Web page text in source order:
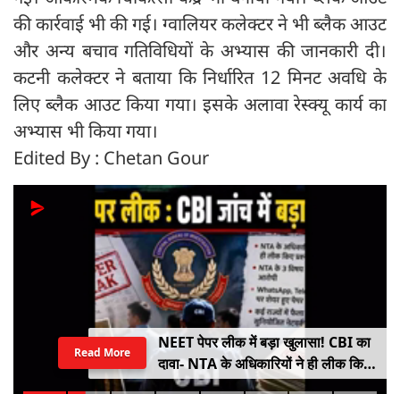
की कार्रवाई भी की गई। ग्वालियर कलेक्टर ने भी ब्लैक आउट
और अन्य बचाव गतिविधियों के अभ्यास की जानकारी दी।
कटनी कलेक्टर ने बताया कि निर्धारित 12 मिनट अवधि के
लिए ब्लैक आउट किया गया। इसके अलावा रेस्क्यू कार्य का
अभ्यास भी किया गया।
Edited By : Chetan Gour
NEET पेपर लीक में बड़ा खुलासा! CBI का
दावा- NTA के अधिकारियों ने ही लीक किए
थे प्रश्नपत्र
Read More